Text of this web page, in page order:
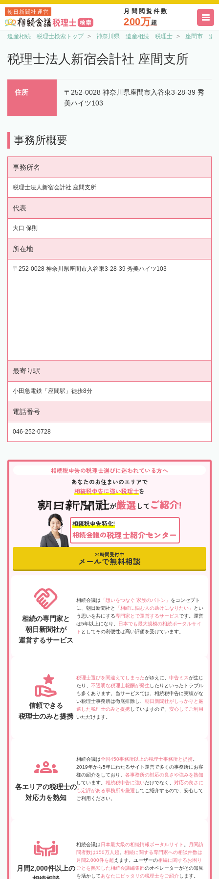
朝日新聞社運営 月間閲覧件数
200万超
遺産相続 税理士検索トップ 神奈川県 遺産相続 税理士 座間市 遺
税理士法人新宿会計社 座間支所
住所
〒252-0028 神奈川県座間市入谷東3-28-39 秀
美ハイツ103
事務所概要
事務所名
税理士法人新宿会計社 座間支所
代表
大口 保則
所在地
〒252-0028 神奈川県座間市入谷東3-28-39 秀美ハイツ103
最寄り駅
小田急電鉄「座間駅」徒歩8分
電話番号
046-252-0728
相続税申告の税理士選びに迷われている方へ
あなたのお住まいのエリアで
相続税申告に強い税理士を
が厳選して ご紹介!
相続税申告特化!
相続会議の税理士紹介センター
24時間受付中
メールで無料相談
相続の専門家と
朝日新聞社が
運営するサービス
相続会議は 「想いをつなぐ 家族のバトン」 をコンセプト
に、朝日新聞社と
「相続に悩む人の助けになりたい」
とい
う思いを共にする専門家とで運営するサービスです。運営
は5年以上になり、
日本でも最大規模の相続ポータルサイ
ト としてその利便性は高い評価を受けています。
信頼できる
税理士のみと提携
税理士選びを間違えてしまったがゆえに、 申告ミスが生じ
たり、 不透明な税理士報酬が発生 したりといったトラブル
も多くあります。当サービスでは、相続税申告に実績がな
い税理士事務所は徹底排除し、 朝日新聞社がしっかりと厳
選した税理士のみと提携していますので、 安心してご利用
いただけます。
各エリアの税理士の
対応力を熟知
相続会議は全国450事務所以上の税理士事務所と提携
2019年から5年にわたるサイト運営で多くの事務所にお客
様の紹介をしており、 各事務所の対応の良さや強みを熟知
しています。 相続税申告に強いだけでなく、 対応の良さに
も定評がある事務所を厳選 してご紹介するので、安心して
ご利用ください。
月間2,000件以上の
相続会議は 日本最大級の相続情報ポータルサイト
月間訪
問者数は150万人超
相続に関する専門家への相談件数は
月間2,000件を超 えます。ユーザーの相続に関するお困り
ごとを熟知した相続会議編集部のオペレーターがその知見
を活かしてあなたにピッタリの税理士をご紹介 します。